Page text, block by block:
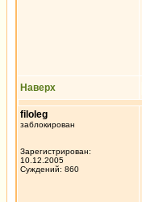
Наверх
filoleg
заблокирован
Зарегистрирован:
10.12.2005
Суждений: 860